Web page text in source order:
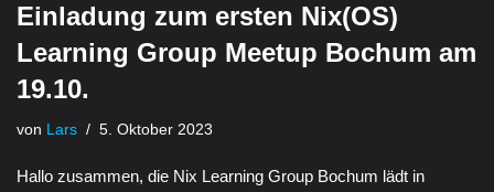
Einladung zum ersten Nix(OS)
Learning Group Meetup Bochum am
19.10.
von Lars 5. Oktober 2023
Hallo zusammen, die Nix Learning Group Bochum lädt in